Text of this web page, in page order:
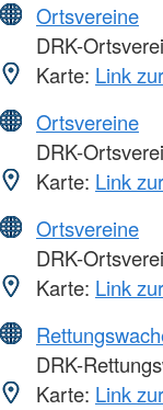
Ortsvereine
DRK-
Karte: Link
Ortsvereine
DRK-
Karte: Link
Ortsvereine
DRK-
Karte: Link
DRK-
Karte: Link